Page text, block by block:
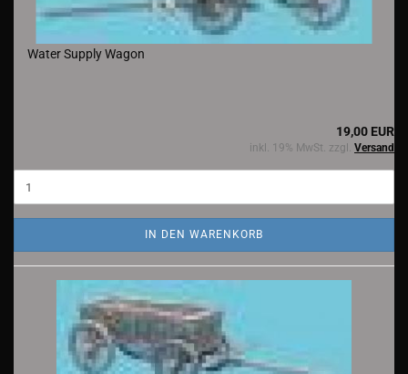
Water Supply Wagon
19,00 EUR
inkl. 19% MwSt. zzgl. Versand
IN DEN WARENKORB